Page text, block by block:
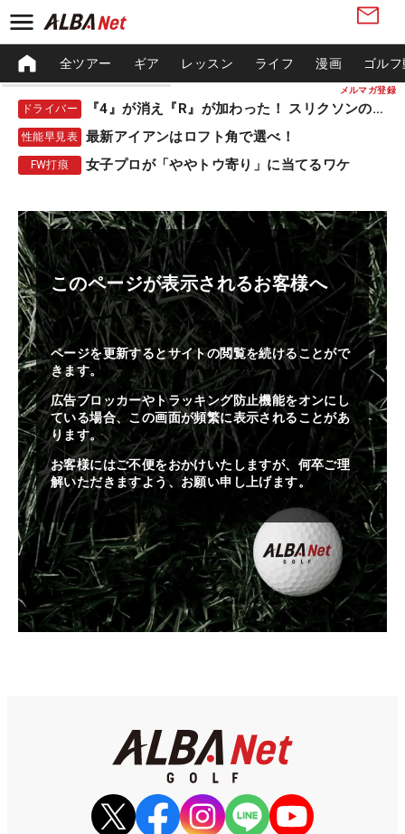
メルマガ登録
全ツアー ギア レッスン ライフ 漫画 ゴル
ドライバー 『4』が消え『R』が加わった！ スリクソンの新作
性能早見表 最新アイアンはロフト角で選べ！
FW打痕 女子プロが「ややトウ寄り」に当てるワケ
このページが表示されるお客様へ
ページを更新するとサイトの閲覧を続けることがで
きます。
広告ブロッカーやトラッキング防止機能をオンにし
ている場合、この画面が頻繁に表示されることがあ
ります。
お客様にはご不便をおかけいたしますが、何卒ご理
解いただきますよう、お願い申し上げます。